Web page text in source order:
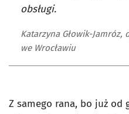
obsługi.
Katarzyna Głowik-
we Wrocławiu
Z samego rana, bo już od